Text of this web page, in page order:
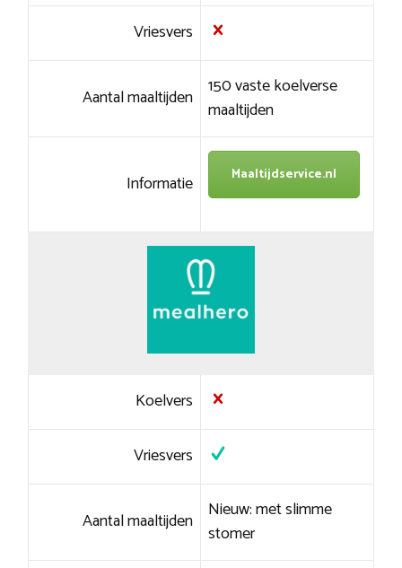
Vriesvers
Aantal maaltijden 150 vaste koelverse
maaltijden
Informatie Maaltijdservice.nl
Koelvers
Vriesvers
Aantal maaltijden Nieuw: met slimme
stomer